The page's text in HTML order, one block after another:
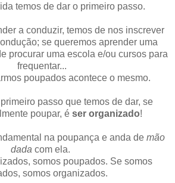
temos de dar o primeiro passo.
a conduzir, temos de nos inscrever
se queremos aprender uma
procurar uma escola e/ou cursos para
frequentar...
poupados acontece o mesmo.
passo que temos de dar, se
poupar, é ser organizado!
na poupança e anda de mão
dada com ela.
somos poupados. Se somos
somos organizados.